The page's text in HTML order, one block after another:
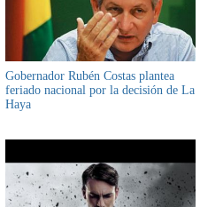
Gobernador Rubén Costas plantea
feriado nacional por la decisión de La
Haya